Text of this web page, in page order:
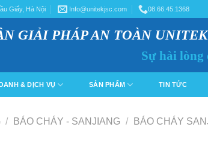
Giấy, Hà Nội Info@unitekjsc.com 08.66.45.1368
GIẢI PHÁP AN TOÀN UNITEK
Sự hài lòng
& DỊCH VỤ SẢN PHẨM TIN TỨC
/ BÁO CHÁY - SANJIANG / BÁO CHÁY